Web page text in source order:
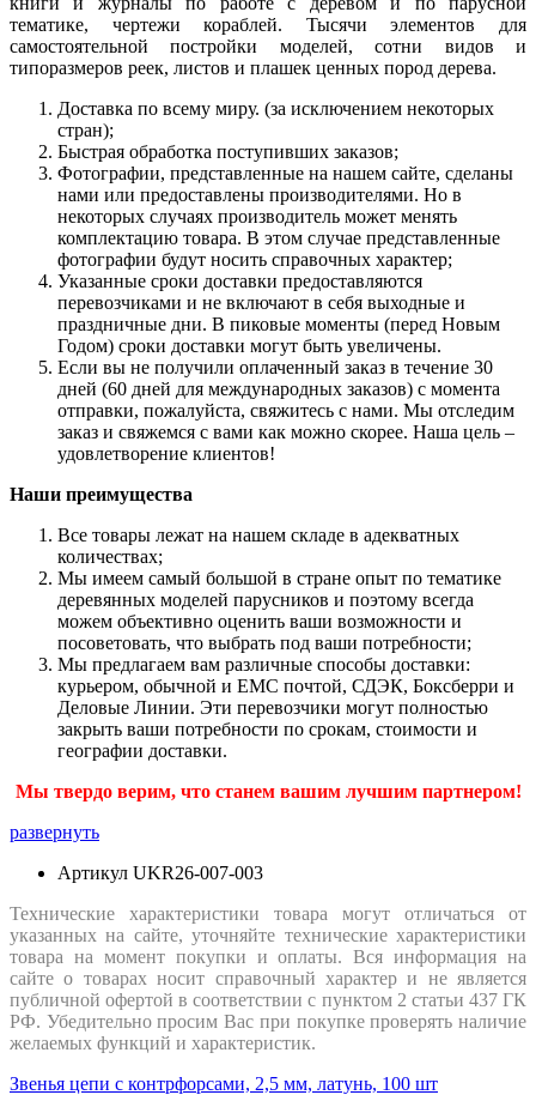
тематике, чертежи кораблей. Тысячи элементов для
самостоятельной постройки моделей, сотни видов и
типоразмеров реек, листов и плашек ценных пород дерева.
Доставка по всему миру. (за исключением некоторых
стран);
Быстрая обработка поступивших заказов;
Фотографии, представленные на нашем сайте, сделаны
нами или предоставлены производителями. Но в
некоторых случаях производитель может менять
комплектацию товара. В этом случае представленные
фотографии будут носить справочных характер;
Указанные сроки доставки предоставляются
перевозчиками и не включают в себя выходные и
праздничные дни. В пиковые моменты (перед Новым
Годом) сроки доставки могут быть увеличены.
Если вы не получили оплаченный заказ в течение 30
дней (60 дней для международных заказов) с момента
отправки, пожалуйста, свяжитесь с нами. Мы отследим
заказ и свяжемся с вами как можно скорее. Наша цель –
удовлетворение клиентов!
Наши преимущества
Все товары лежат на нашем складе в адекватных
количествах;
Мы имеем самый большой в стране опыт по тематике
деревянных моделей парусников и поэтому всегда
можем объективно оценить ваши возможности и
посоветовать, что выбрать под ваши потребности;
Мы предлагаем вам различные способы доставки:
курьером, обычной и ЕМС почтой, СДЭК, Боксберри и
Деловые Линии. Эти перевозчики могут полностью
закрыть ваши потребности по срокам, стоимости и
географии доставки.
Мы твердо верим, что станем вашим лучшим партнером!
развернуть
Артикул UKR26-007-003
Технические характеристики товара могут отличаться от
указанных на сайте, уточняйте технические характеристики
товара на момент покупки и оплаты. Вся информация на
сайте о товарах носит справочный характер и не является
публичной офертой в соответствии с пунктом 2 статьи 437 ГК
РФ. Убедительно просим Вас при покупке проверять наличие
желаемых функций и характеристик.
Звенья цепи с контрфорсами, 2,5 мм, латунь, 100 шт